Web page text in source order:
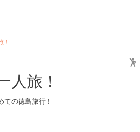
！
kanagawa
pin
人旅！
の徳島旅行！